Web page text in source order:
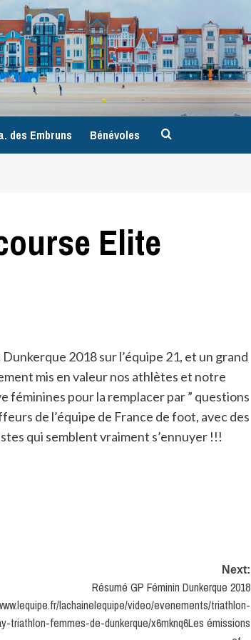
des Embruns Bénévoles
Elite
2018 sur l’équipe 21, et un grand
mis en valeur nos athlètes et notre
féminines pour la remplacer par ” questions
de l’équipe de France de foot, avec des
qui semblent vraiment s’ennuyer !!!
Next:
Résumé GP Féminin Dunkerque 2018
lachainelequipe/video/evenements/triathlon-
triathlon-femmes-de-dunkerque/x6mknq6Les émissions